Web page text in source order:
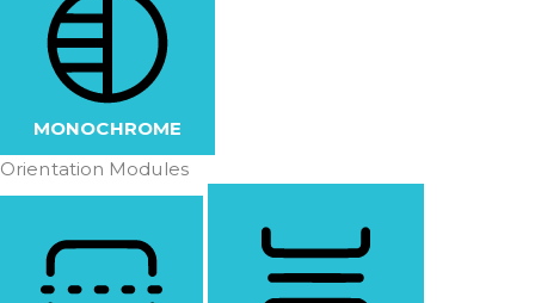
MONOCHROME
Orientation Modules